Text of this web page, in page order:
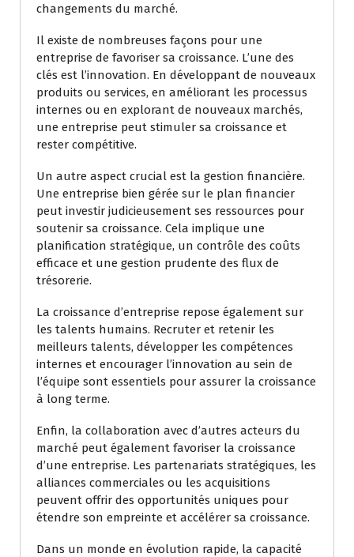
changements du marché.
Il existe de nombreuses façons pour une
entreprise de favoriser sa croissance. L’une des
clés est l’innovation. En développant de nouveaux
produits ou services, en améliorant les processus
internes ou en explorant de nouveaux marchés,
une entreprise peut stimuler sa croissance et
rester compétitive.
Un autre aspect crucial est la gestion financière.
Une entreprise bien gérée sur le plan financier
peut investir judicieusement ses ressources pour
soutenir sa croissance. Cela implique une
planification stratégique, un contrôle des coûts
efficace et une gestion prudente des flux de
trésorerie.
La croissance d’entreprise repose également sur
les talents humains. Recruter et retenir les
meilleurs talents, développer les compétences
internes et encourager l’innovation au sein de
l’équipe sont essentiels pour assurer la croissance
à long terme.
Enfin, la collaboration avec d’autres acteurs du
marché peut également favoriser la croissance
d’une entreprise. Les partenariats stratégiques, les
alliances commerciales ou les acquisitions
peuvent offrir des opportunités uniques pour
étendre son empreinte et accélérer sa croissance.
Dans un monde en évolution rapide, la capacité